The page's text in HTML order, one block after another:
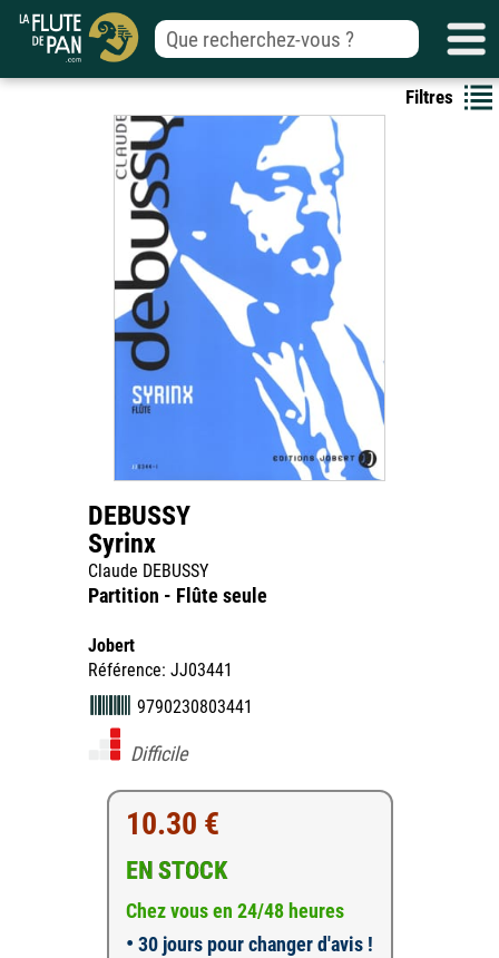
Filtres
DEBUSSY
Syrinx
Claude DEBUSSY
Partition - Flûte seule
Jobert
Référence: JJ03441
9790230803441
Difficile
10.30 €
EN STOCK
Chez vous en 24/48 heures
• 30 jours pour changer d'avis !